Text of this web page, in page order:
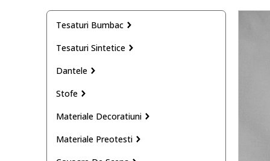
Tesaturi Bumbac
Tesaturi Sintetice
Dantele
Stofe
Materiale Decoratiuni
Materiale Preotesti